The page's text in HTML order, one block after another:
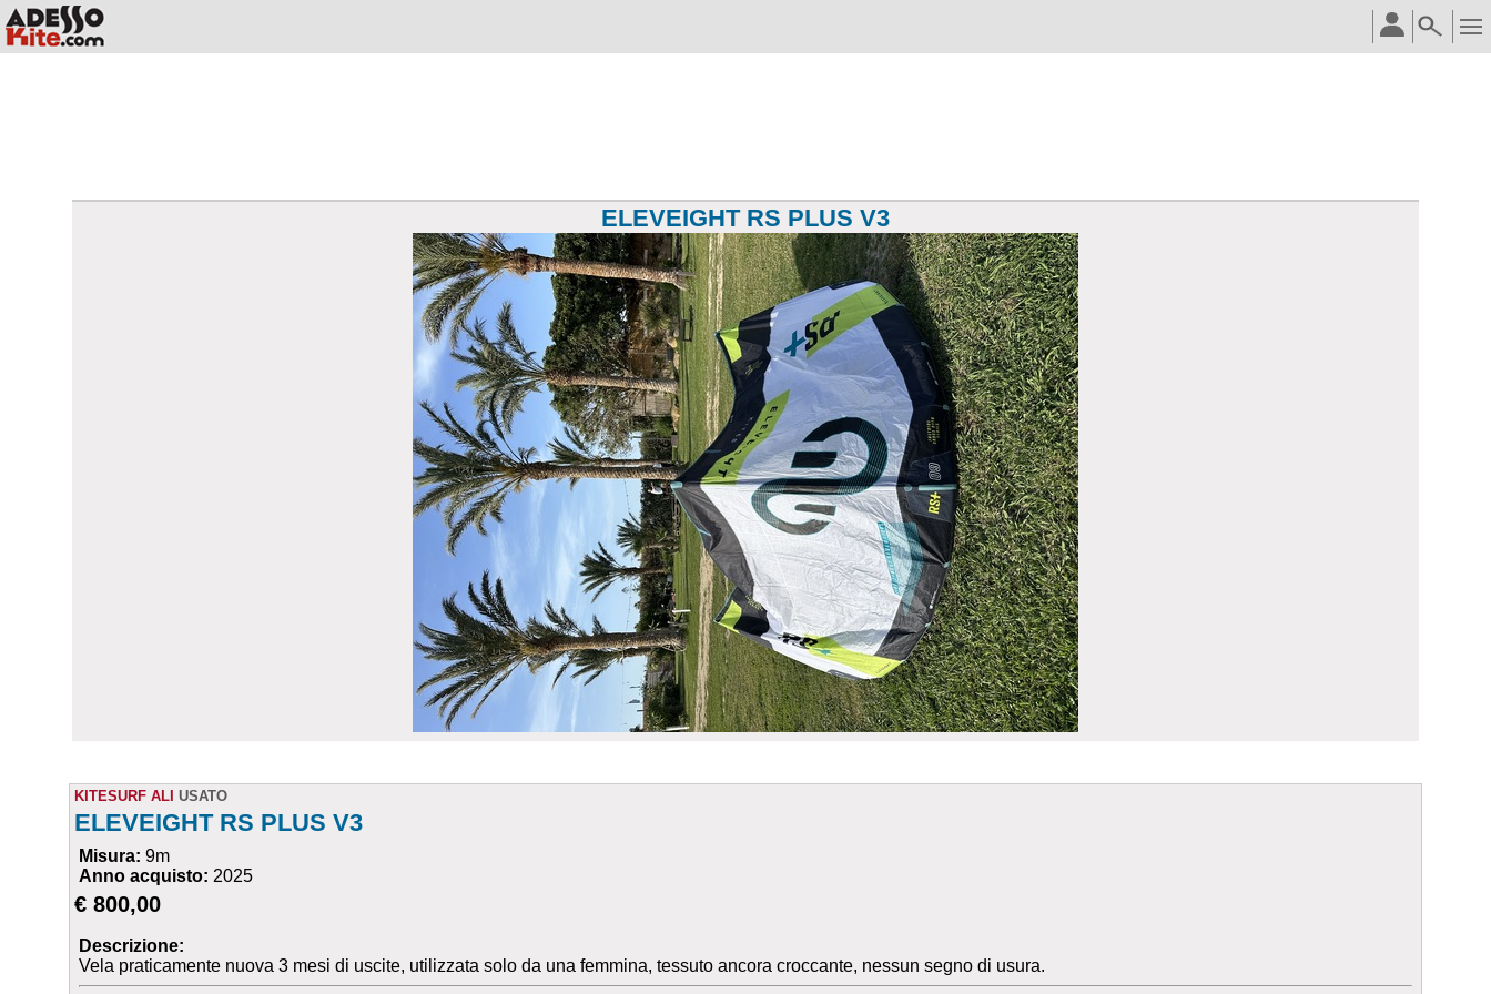
ELEVEIGHT RS PLUS V3
KITESURF ALI USATO
ELEVEIGHT RS PLUS V3
Misura: 9m
Anno acquisto: 2025
€ 800,00
Descrizione:
Vela praticamente nuova 3 mesi di uscite, utilizzata solo da una femmina, tessuto ancora croccante, nessun segno di usura.